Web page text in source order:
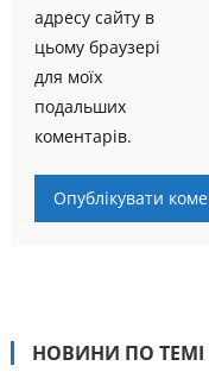
адресу сайту в
цьому браузері
для моїх
подальших
коментарів.
НОВИНИ ПО ТЕМІ